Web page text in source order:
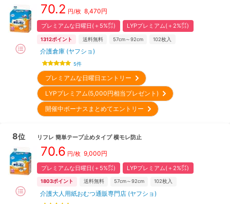
70.2 円/枚 8,470円
プレミアムな日曜日(＋5%㌽) LYPプレミアム(＋2%㌽)
1312ポイント 送料無料 57cm～92cm 102枚入
介護倉庫 (ヤフショ)
5件
プレミアムな日曜日エントリー
LYPプレミアム(5,000円相当プレゼント)
開催中ボーナスまとめてエントリー
8位 リフレ 簡単テープ止めタイプ 横モレ防止
70.6 円/枚 9,000円
プレミアムな日曜日(＋5%㌽) LYPプレミアム(＋2%㌽)
1803ポイント 送料無料 57cm～92cm 102枚入
介護大人用紙おむつ通販専門店 (ヤフショ)